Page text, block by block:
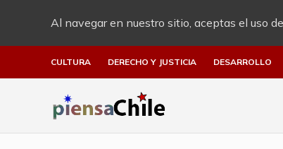
Al navegar en nuestro sitio, aceptas el uso
CULTURA DERECHO Y JUSTICIA DESARROLLO